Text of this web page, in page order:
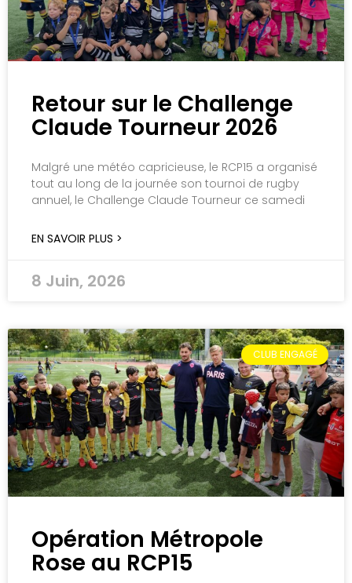
Retour sur le Challenge
Claude Tourneur 2026
Malgré une météo capricieuse, le RCP15 a organisé
tout au long de la journée son tournoi de rugby
annuel, le Challenge Claude Tourneur ce samedi
EN SAVOIR PLUS >
8 Juin, 2026
CLUB ENGAGÉ
Opération Métropole
Rose au RCP15